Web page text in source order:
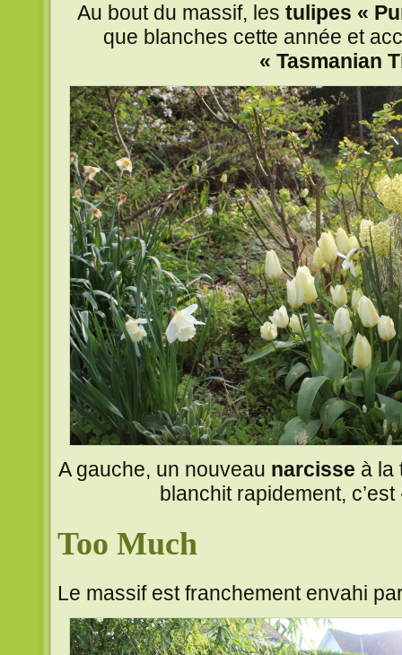
Au bout du massif, les tulipes «
que blanches cette année et
« Tasmanian
A gauche, un nouveau narcisse à la
blanchit rapidement, c’est
Too Much
Le massif est franchement envahi par